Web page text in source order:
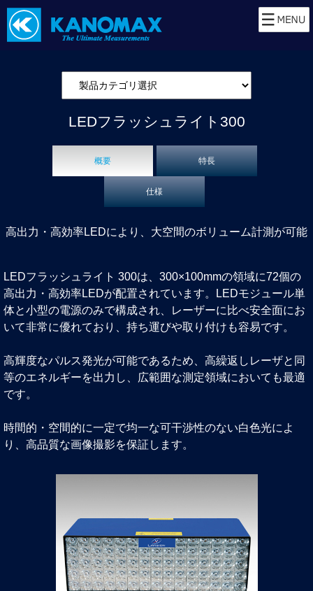
LEDフラッシュライト300
概要 特長
仕様
高出力・高効率LEDにより、大空間のボリューム計測が可能
LEDフラッシュライト 300は、300×100mmの領域に72個の
高出力・高効率LEDが配置されています。LEDモジュール単
体と小型の電源のみで構成され、レーザーに比べ安全面にお
いて非常に優れており、持ち運びや取り付けも容易です。
高輝度なパルス発光が可能であるため、高繰返しレーザと同
等のエネルギーを出力し、広範囲な測定領域においても最適
です。
時間的・空間的に一定で均一な可干渉性のない白色光によ
り、高品質な画像撮影を保証します。